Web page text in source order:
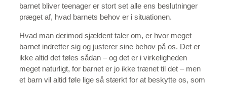
barnet bliver teenager er stort set alle ens beslutninger
præget af, hvad barnets behov er i situationen.
Hvad man derimod sjældent taler om, er hvor meget
barnet indretter sig og justerer sine behov på os. Det er
ikke altid det føles sådan – og det er i virkeligheden
meget naturligt, for barnet er jo ikke trænet til det – men
et barn vil altid føle lige så stærkt for at beskytte os, som